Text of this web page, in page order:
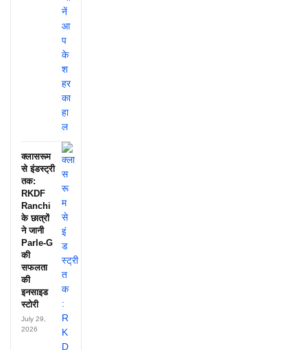
क्लासरूम
से इंडस्ट्री
तक:
RKDF
Ranchi
के छात्रों
ने जानी
Parle-G
की
सफलता
की
इनसाइड
स्टोरी
July 29,
2026